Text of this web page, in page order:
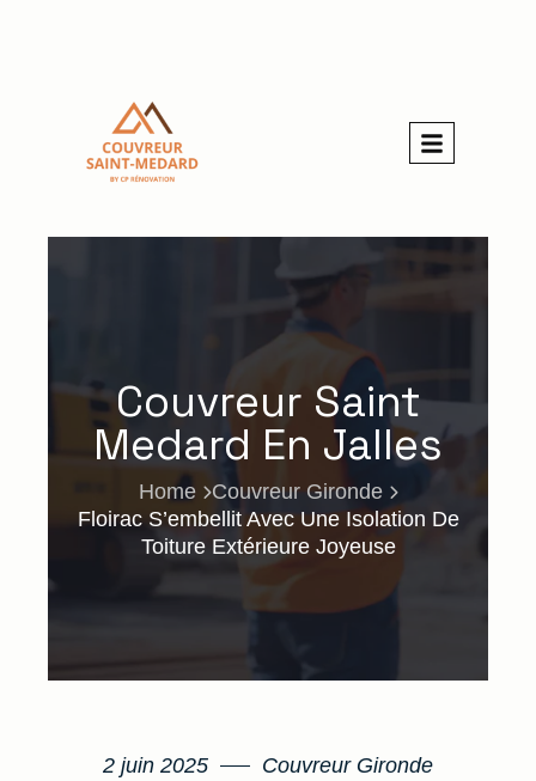
Couvreur Saint
Medard En Jalles
Home
Couvreur Gironde
Floirac S’embellit Avec Une Isolation De
Toiture Extérieure Joyeuse
2 juin 2025 Couvreur Gironde